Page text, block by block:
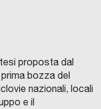
proposta dal
bozza del
nazionali, locali
e il